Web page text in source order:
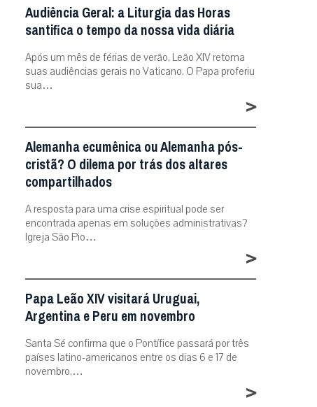
Audiência Geral: a Liturgia das Horas
santifica o tempo da nossa vida diária
Após um mês de férias de verão, Leão XIV retoma
suas audiências gerais no Vaticano. O Papa proferiu
sua…
>
Alemanha ecumênica ou Alemanha pós-
cristã? O dilema por trás dos altares
compartilhados
A resposta para uma crise espiritual pode ser
encontrada apenas em soluções administrativas?
Igreja São Pio…
>
Papa Leão XIV visitará Uruguai,
Argentina e Peru em novembro
Santa Sé confirma que o Pontífice passará por três
países latino-americanos entre os dias 6 e 17 de
novembro,…
>